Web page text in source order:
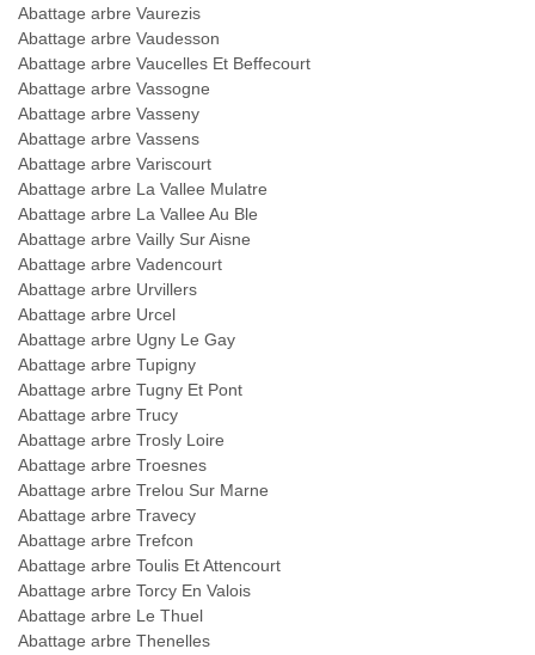
Abattage arbre Vaurezis
Abattage arbre Vaudesson
Abattage arbre Vaucelles Et Beffecourt
Abattage arbre Vassogne
Abattage arbre Vasseny
Abattage arbre Vassens
Abattage arbre Variscourt
Abattage arbre La Vallee Mulatre
Abattage arbre La Vallee Au Ble
Abattage arbre Vailly Sur Aisne
Abattage arbre Vadencourt
Abattage arbre Urvillers
Abattage arbre Urcel
Abattage arbre Ugny Le Gay
Abattage arbre Tupigny
Abattage arbre Tugny Et Pont
Abattage arbre Trucy
Abattage arbre Trosly Loire
Abattage arbre Troesnes
Abattage arbre Trelou Sur Marne
Abattage arbre Travecy
Abattage arbre Trefcon
Abattage arbre Toulis Et Attencourt
Abattage arbre Torcy En Valois
Abattage arbre Le Thuel
Abattage arbre Thenelles